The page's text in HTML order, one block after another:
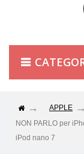
APPLE
NON PARLO per
iPod nano 7